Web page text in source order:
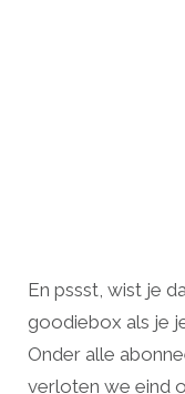
En pssst, wist je
goodiebox als je
Onder alle
verloten we eind